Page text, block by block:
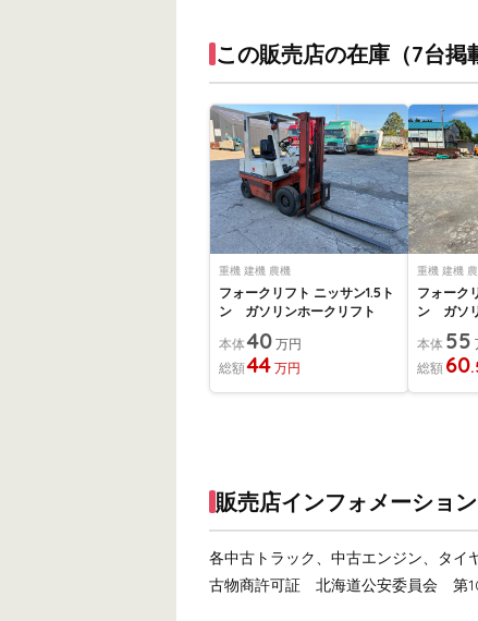
この販売店の在庫（7台掲
重機 建機 農機
フォークリフト ニッサン1.5ト
ン ガソリンホークリフト
本体 40 万円
総額44 万円
重機 建機
フォーク
ン ガソ
本体 55
総額 60
販売店インフォメーション
各中古トラック、中古エンジン、タイ
古物商許可証 北海道公安委員会 第